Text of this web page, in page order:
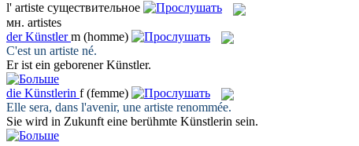
l' artiste существительное
мн. artistes
derKünstler m (homme)
C'est un artiste né.
Er ist ein geborenerKünstler.
die Künstlerin f (femme)
Elle sera, dans l'avenir, une artiste renommée.
Sie wird in Zukunft eine berühmte Künstlerin sein.